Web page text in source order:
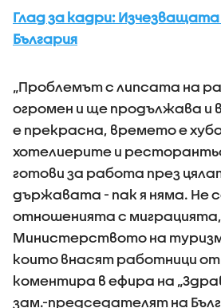
Глад за кадри:
България
„Проблемът с липсата на
огромен и ще продължава и
е прекрасна, времето е
хотелиерите и
готови за работа през
държавата - пак я няма. Не
отношенията с
Министерството на
които внасят работници от
коментира в ефира на
зам.-председателят на